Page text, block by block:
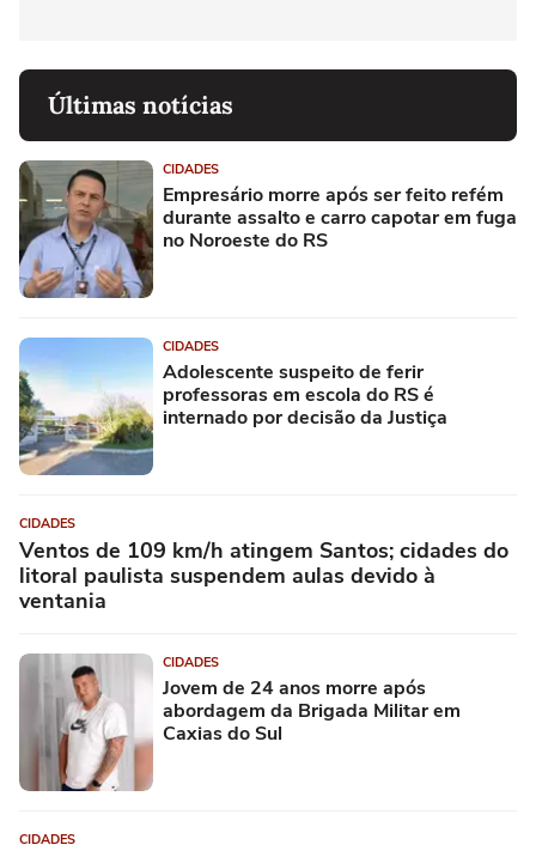
Últimas notícias
CIDADES
Empresário morre após ser feito refém
durante assalto e carro capotar em fuga
no Noroeste do RS
CIDADES
Adolescente suspeito de ferir
professoras em escola do RS é
internado por decisão da Justiça
CIDADES
Ventos de 109 km/h atingem Santos; cidades do
litoral paulista suspendem aulas devido à
ventania
CIDADES
Jovem de 24 anos morre após
abordagem da Brigada Militar em
Caxias do Sul
CIDADES